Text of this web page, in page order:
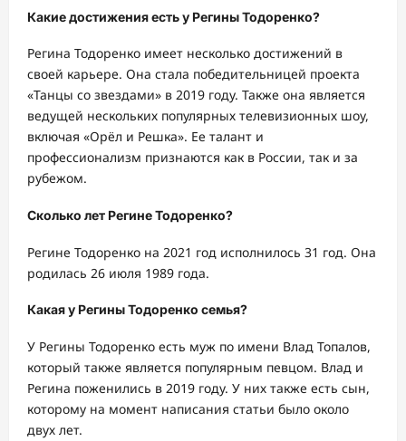
Какие достижения есть у Регины Тодоренко?
Регина Тодоренко имеет несколько достижений в
своей карьере. Она стала победительницей проекта
«Танцы со звездами» в 2019 году. Также она является
ведущей нескольких популярных телевизионных шоу,
включая «Орёл и Решка». Ее талант и
профессионализм признаются как в России, так и за
рубежом.
Сколько лет Регине Тодоренко?
Регине Тодоренко на 2021 год исполнилось 31 год. Она
родилась 26 июля 1989 года.
Какая у Регины Тодоренко семья?
У Регины Тодоренко есть муж по имени Влад Топалов,
который также является популярным певцом. Влад и
Регина поженились в 2019 году. У них также есть сын,
которому на момент написания статьи было около
двух лет.